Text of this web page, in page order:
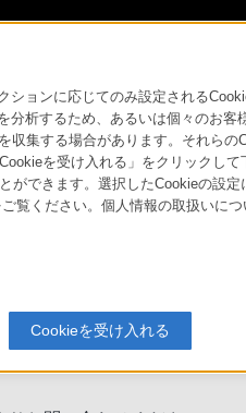
い合わせ
ョンに応じてのみ設定される
析するため、あるいは個々のお客
集する場合があります。それらの
を受け入れる」をクリックして
ができます。選択したCookieの設
覧ください。個人情報の取扱いに
Cookieを受け入れる